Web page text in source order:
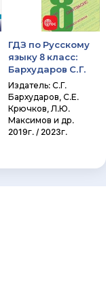
ГДЗ по Русскому
языку 8 класс:
Бархударов С.Г.
Издатель: С.Г.
Бархударов, С.Е.
Крючков, Л.Ю.
Максимов и др.
2019г. / 2023г.